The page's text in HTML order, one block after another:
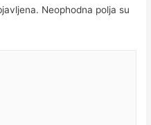
Neophodna polja su